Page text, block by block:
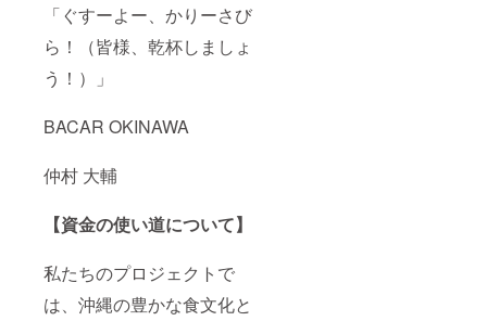
「ぐすーよー、かりーさび
ら！（皆様、乾杯しましょ
う！）」
BACAR OKINAWA
仲村 大輔
【資金の使い道について】
私たちのプロジェクトで
は、沖縄の豊かな食文化と